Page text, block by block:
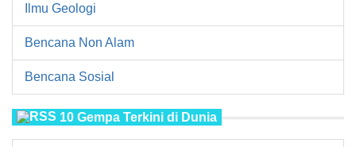
Ilmu Geologi
Bencana Non Alam
Bencana Sosial
10 Gempa Terkini di Dunia